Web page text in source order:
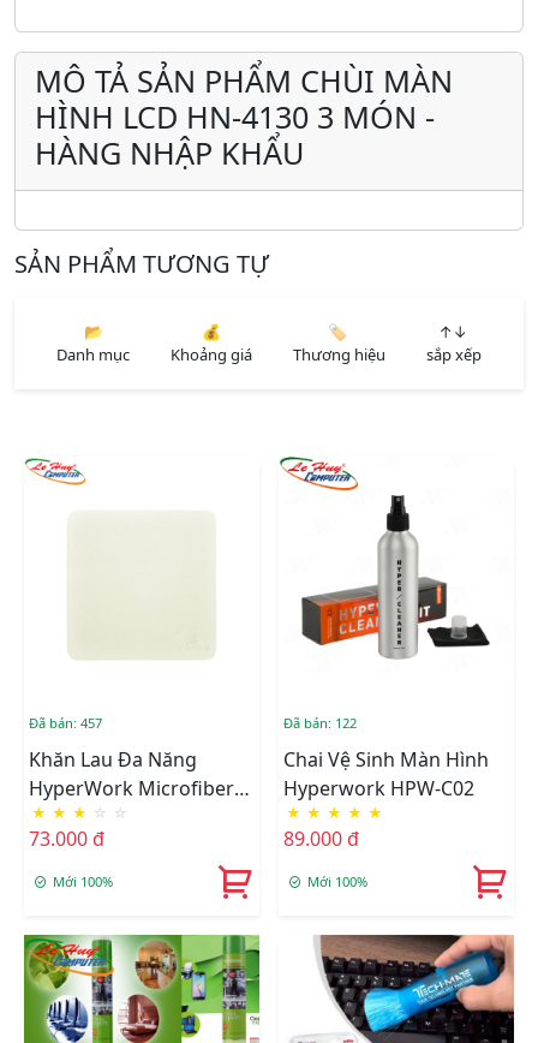
MÔ TẢ SẢN PHẨM CHÙI MÀN
HÌNH LCD HN-4130 3 MÓN -
HÀNG NHẬP KHẨU
SẢN PHẨM TƯƠNG TỰ
📂
Danh mục
💰
Khoảng giá
🏷️
Thương hiệu
↑↓
sắp xếp
Đã bán: 457
Khăn Lau Đa Năng
HyperWork Microfiber
HC-01
★ ★ ★ ☆ ☆
73.000 đ
Mới 100%
Đã bán: 122
Chai Vệ Sinh Màn Hình
Hyperwork HPW-C02
★ ★ ★ ★ ★
89.000 đ
Mới 100%